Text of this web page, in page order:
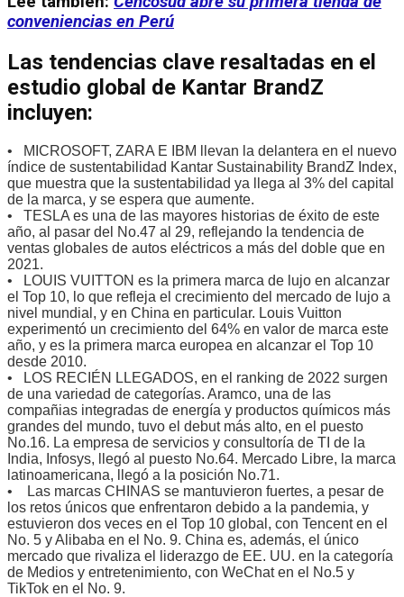
conveniencias en Perú
Las tendencias clave resaltadas en el
estudio global de Kantar BrandZ
incluyen:
• MICROSOFT, ZARA E IBM llevan la delantera en el nuevo
índice de sustentabilidad Kantar Sustainability BrandZ Index,
que muestra que la sustentabilidad ya llega al 3% del capital
de la marca, y se espera que aumente.
• TESLA es una de las mayores historias de éxito de este
año, al pasar del No.47 al 29, reflejando la tendencia de
ventas globales de autos eléctricos a más del doble que en
2021.
• LOUIS VUITTON es la primera marca de lujo en alcanzar
el Top 10, lo que refleja el crecimiento del mercado de lujo a
nivel mundial, y en China en particular. Louis Vuitton
experimentó un crecimiento del 64% en valor de marca este
año, y es la primera marca europea en alcanzar el Top 10
desde 2010.
• LOS RECIÉN LLEGADOS, en el ranking de 2022 surgen
de una variedad de categorías. Aramco, una de las
compañias integradas de energía y productos químicos más
grandes del mundo, tuvo el debut más alto, en el puesto
No.16. La empresa de servicios y consultoría de TI de la
India, Infosys, llegó al puesto No.64. Mercado Libre, la marca
latinoamericana, llegó a la posición No.71.
• Las marcas CHINAS se mantuvieron fuertes, a pesar de
los retos únicos que enfrentaron debido a la pandemia, y
estuvieron dos veces en el Top 10 global, con Tencent en el
No. 5 y Alibaba en el No. 9. China es, además, el único
mercado que rivaliza el liderazgo de EE. UU. en la categoría
de Medios y entretenimiento, con WeChat en el No.5 y
TikTok en el No. 9.